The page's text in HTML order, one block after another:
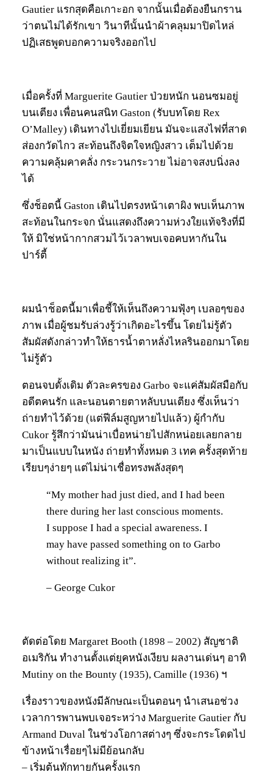
Gautier แรกสุดคือเกาะอก จากนั้นเมื่อต้องยืนกราน
ว่าตนไม่ได้รักเขา วินาทีนั้นนำผ้าคลุมมาปิดไหล่
ปฏิเสธพูดบอกความจริงออกไป
เมื่อครั้งที่ Marguerite Gautier ป่วยหนัก นอนซมอยู่
บนเตียง เพื่อนคนสนิท Gaston (รับบทโดย Rex
O’Malley) เดินทางไปเยี่ยมเยียน มันจะแสงไฟที่สาด
ส่องกวัดไกว สะท้อนถึงจิตใจหญิงสาว เต็มไปด้วย
ความคลุ้มคาคลั่ง กระวนกระวาย ไม่อาจสงบนิ่งลง
ได้
ซึ่งช็อตนี้ Gaston เดินไปตรงหน้าเตาผิง พบเห็นภาพ
สะท้อนในกระจก นั่นแสดงถึงความห่วงใยแท้จริงที่มี
ให้ มิใช่หน้ากากสวมไว้เวลาพบเจอคบหากันใน
ปาร์ตี้
ผมนำช็อตนี้มาเพื่อชี้ให้เห็นถึงความฟุ้งๆ เบลอๆของ
ภาพ เมื่อผู้ชมรับล่วงรู้ว่าเกิดอะไรขึ้น โดยไม่รู้ตัว
สัมผัสดังกล่าวทำให้ธารน้ำตาหลั่งไหลรินออกมาโดย
ไม่รู้ตัว
ตอนจบดั้งเดิม ตัวละครของ Garbo จะแค่สัมผัสมือกับ
อดีตคนรัก และนอนตายตาหลับบนเตียง ซึ่งเห็นว่า
ถ่ายทำไว้ด้วย (แต่ฟีล์มสูญหายไปแล้ว) ผู้กำกับ
Cukor รู้สึกว่ามันน่าเบื่อหน่ายไปสักหน่อยเลยกลาย
มาเป็นแบบในหนัง ถ่ายทำทั้งหมด 3 เทค ครั้งสุดท้าย
เรียบๆง่ายๆ แต่ไม่น่าเชื่อทรงพลังสุดๆ
“My mother had just died, and I had been
there during her last conscious moments.
I suppose I had a special awareness. I
may have passed something on to Garbo
without realizing it”.
– George Cukor
ตัดต่อโดย Margaret Booth (1898 – 2002) สัญชาติ
อเมริกัน ทำงานตั้งแต่ยุคหนังเงียบ ผลงานเด่นๆ อาทิ
Mutiny on the Bounty (1935), Camille (1936) ฯ
เรื่องราวของหนังมีลักษณะเป็นตอนๆ นำเสนอช่วง
เวลาการพานพบเจอระหว่าง Marguerite Gautier กับ
Armand Duval ในช่วงโอกาสต่างๆ ซึ่งจะกระโดดไป
ข้างหน้าเรื่อยๆไม่มีย้อนกลับ
– เริ่มต้นทักทายกันครั้งแรก